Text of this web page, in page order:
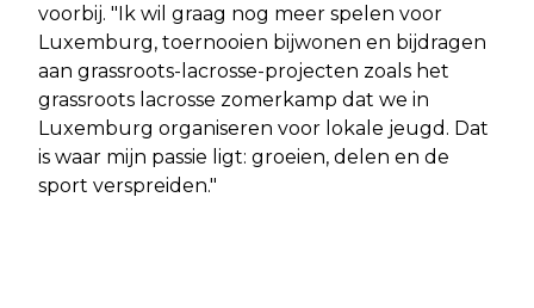
voorbij. "Ik wil graag nog meer spelen voor
Luxemburg, toernooien bijwonen en bijdragen
aan grassroots-lacrosse-projecten zoals het
grassroots lacrosse zomerkamp dat we in
Luxemburg organiseren voor lokale jeugd. Dat
is waar mijn passie ligt: groeien, delen en de
sport verspreiden."